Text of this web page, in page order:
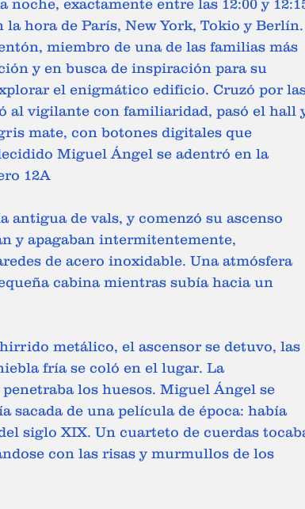
exactamente entre las 12:00 y
la hora de París, New York, Tokio y
miembro de una de las familias más
y en busca de inspiración para su
el enigmático edificio. Cruzó por
al vigilante con familiaridad, pasó el hall
mate, con botones digitales que
Miguel Ángel se adentró en la
12A
de vals, y comenzó su ascenso
y apagaban intermitentemente,
de acero inoxidable. Una atmósfera
cabina mientras subía hacia un
metálico, el ascensor se detuvo, las
fría se coló en el lugar. La
los huesos. Miguel Ángel se
sacada de una película de época: había
siglo XIX. Un cuarteto de cuerdas
con las risas y murmullos de los